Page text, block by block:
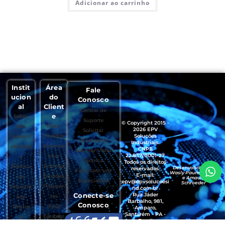
Adicionar ao carrinho
Instit
ucion
al
Sobre
Nós
Sustent
abilidad
e
Política
de
Privacid
ade
Termos
e
Área
do
Client
e
Meus
Pedidos
Acompa
nhar
Entrega
Dúvidas
Frequen
tes
(FAQ)
Garantias
Fale
Conosco
Central de
Suporte
Solicitar
Orçamento
Solicitar Visita
Técnica
Falar com um
Especialista
Conecte-se
Conosco
© Copyright 2015 -
2026 EPV
Soluções
Industriais.
CNPJ:
22.837/0001-27
Todos os direitos
reservados.
E-mail:
epv@epvsolucoesi
nd.com.br
Rua Jáder
Barbalho, 981,
Amparo,
Santarém - PA -
Brasil
Desenvolvido por
Wasly Paumgartten
e Amaury
Schroeder